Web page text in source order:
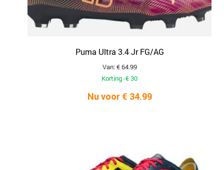
Puma Ultra 3.4 Jr FG/AG
Van: € 64.99
Korting -€ 30
Nu voor € 34.99